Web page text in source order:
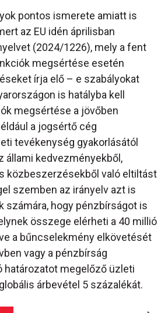
pontos ismerete amiatt is
az EU idén áprilisban
(2024/1226), mely a fent
megsértése esetén
írja elő – e szabályokat
is hatályba kell
megsértése a jövőben
a jogsértő cég
tevékenység gyakorlásától
állami kedvezményekből,
közbeszerzésekből való eltiltást
szemben az irányelv azt is
számára, hogy pénzbírságot is
összege elérheti a 40 millió
a bűncselekmény elkövetését
vagy a pénzbírság
határozatot megelőző üzleti
árbevétel 5 százalékát.